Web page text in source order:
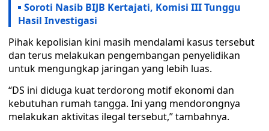
Soroti Nasib BIJB Kertajati, Komisi III Tunggu
Hasil Investigasi
Pihak kepolisian kini masih mendalami kasus tersebut
dan terus melakukan pengembangan penyelidikan
untuk mengungkap jaringan yang lebih luas.
“DS ini diduga kuat terdorong motif ekonomi dan
kebutuhan rumah tangga. Ini yang mendorongnya
melakukan aktivitas ilegal tersebut,” tambahnya.